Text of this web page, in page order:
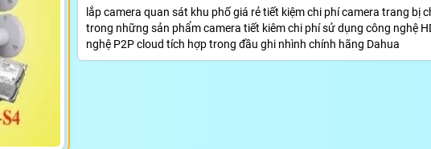
lắp camera quan sát khu phố giá rẻ tiết kiệm chi phí camera trang
trong những sản phẩm camera tiết kiêm chi phí sử dụng công nghệ
nghệ P2P cloud tích hợp trong đầu ghi nhình chính hãng Dahua